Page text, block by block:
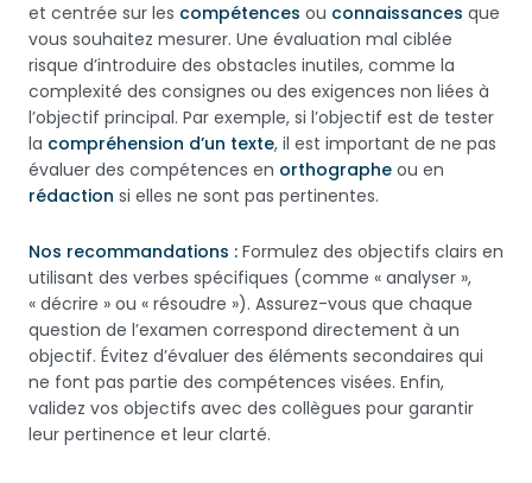
et centrée sur les compétences ou connaissances que
vous souhaitez mesurer. Une évaluation mal ciblée
risque d’introduire des obstacles inutiles, comme la
complexité des consignes ou des exigences non liées à
l’objectif principal. Par exemple, si l’objectif est de tester
la compréhension d’un texte, il est important de ne pas
évaluer des compétences en orthographe ou en
rédaction si elles ne sont pas pertinentes.
Nos recommandations : Formulez des objectifs clairs en
utilisant des verbes spécifiques (comme « analyser »,
« décrire » ou « résoudre »). Assurez-vous que chaque
question de l’examen correspond directement à un
objectif. Évitez d’évaluer des éléments secondaires qui
ne font pas partie des compétences visées. Enfin,
validez vos objectifs avec des collègues pour garantir
leur pertinence et leur clarté.